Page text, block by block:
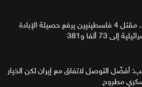
غزة.. مقتل 4 فلسطينيين يرفع حصيلة الإبادة
إلى 73 ألفا و381
أفضّل التوصل لاتفاق مع إيران لكن الخيار
مطروح